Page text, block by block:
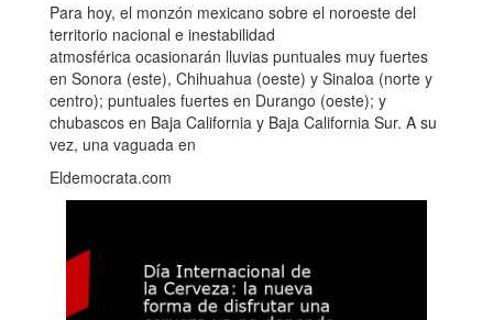
Para hoy, el monzón mexicano sobre el noroeste del
territorio nacional e inestabilidad
atmosférica ocasionarán lluvias puntuales muy fuertes
en Sonora (este), Chihuahua (oeste) y Sinaloa (norte y
centro); puntuales fuertes en Durango (oeste); y
chubascos en Baja California y Baja California Sur. A su
vez, una vaguada en
Eldemocrata.com